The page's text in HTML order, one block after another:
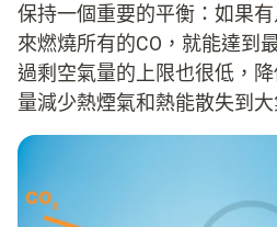
保持一個重要的平衡：如果
來燃燒所有的CO，就能達到
過剩空氣量的上限也很低，
量減少熱煙氣和熱能散失到大